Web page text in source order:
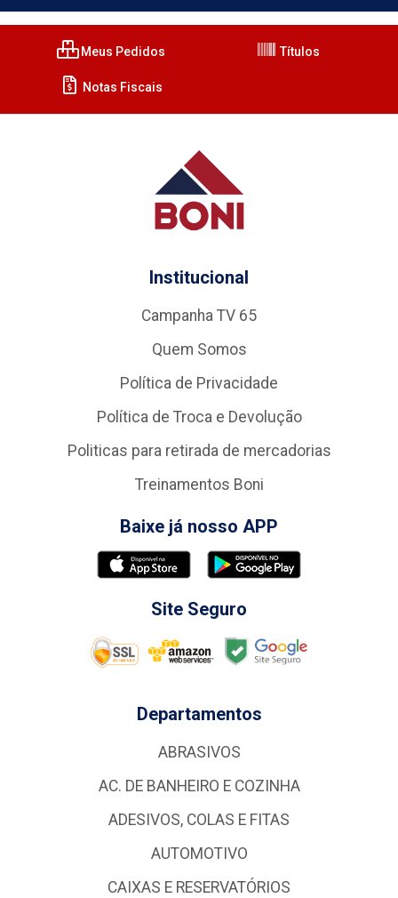
Meus Pedidos Títulos
Notas Fiscais
Institucional
Campanha TV 65
Quem Somos
Política de Privacidade
Política de Troca e Devolução
Politicas para retirada de mercadorias
Treinamentos Boni
Baixe já nosso APP
Site Seguro
Departamentos
ABRASIVOS
AC. DE BANHEIRO E COZINHA
ADESIVOS, COLAS E FITAS
AUTOMOTIVO
CAIXAS E RESERVATÓRIOS